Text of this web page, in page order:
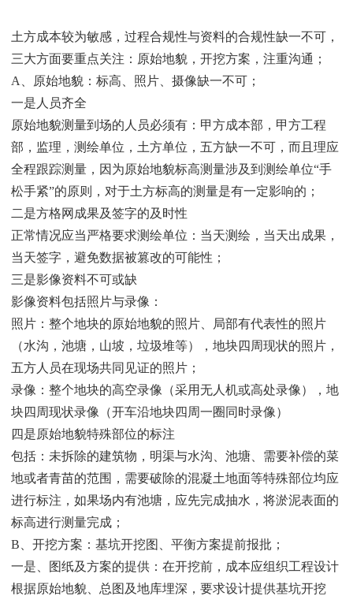
土方成本较为敏感，过程合规性与资料的合规性缺一不可，
三大方面要重点关注：原始地貌，开挖方案，注重沟通；
A、原始地貌：标高、照片、摄像缺一不可；
一是人员齐全
原始地貌测量到场的人员必须有：甲方成本部，甲方工程
部，监理，测绘单位，土方单位，五方缺一不可，而且理应
全程跟踪测量，因为原始地貌标高测量涉及到测绘单位“手
松手紧”的原则，对于土方标高的测量是有一定影响的；
二是方格网成果及签字的及时性
正常情况应当严格要求测绘单位：当天测绘，当天出成果，
当天签字，避免数据被篡改的可能性；
三是影像资料不可或缺
影像资料包括照片与录像：
照片：整个地块的原始地貌的照片、局部有代表性的照片
（水沟，池塘，山坡，垃圾堆等），地块四周现状的照片，
五方人员在现场共同见证的照片；
录像：整个地块的高空录像（采用无人机或高处录像），地
块四周现状录像（开车沿地块四周一圈同时录像）
四是原始地貌特殊部位的标注
包括：未拆除的建筑物，明渠与水沟、池塘、需要补偿的菜
地或者青苗的范围，需要破除的混凝土地面等特殊部位均应
进行标注，如果场内有池塘，应先完成抽水，将淤泥表面的
标高进行测量完成；
B、开挖方案：基坑开挖图、平衡方案提前报批；
一是、图纸及方案的提供：在开挖前，成本应组织工程设计
根据原始地貌、总图及地库埋深，要求设计提供基坑开挖